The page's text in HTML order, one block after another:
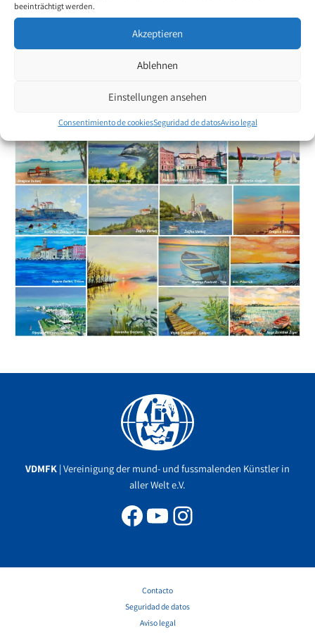
beeinträchtigt werden.
Akzeptieren
Ablehnen
Einstellungen ansehen
Consentimiento de cookiesSeguridad de datosAviso legal
Al taller asistieron tanbien alrededor de 125 estudiantes de
secundaria.
Ljubljana, Su Excelencia Andor Ferenc Gábor. Como muestra de
VDMFK | Vereinigung der mund- und fussmalenden Künstler in
aller Welt e.V.
Facebook
YouTube
Instagram
Contacto
Seguridad de datos
Aviso legal